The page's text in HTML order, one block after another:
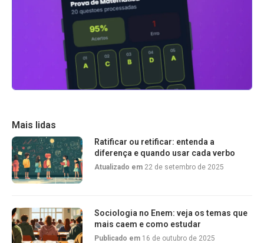
Mais lidas
Ratificar ou retificar: entenda a
diferença e quando usar cada verbo
Atualizado em 22 de setembro de 2025
Sociologia no Enem: veja os temas que
mais caem e como estudar
Publicado em 16 de outubro de 2025